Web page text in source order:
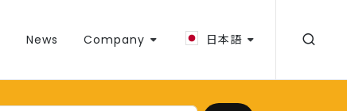
News Company 日本語